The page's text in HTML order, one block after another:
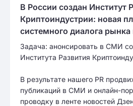
В России создан Институт
Криптоиндустрии: новая
системного диалога рынка
Задача: анонсировать в СМИ
Института Развития
В результате нашего PR
публикаций в СМИ и онлайн-
проводку в ленте новостей